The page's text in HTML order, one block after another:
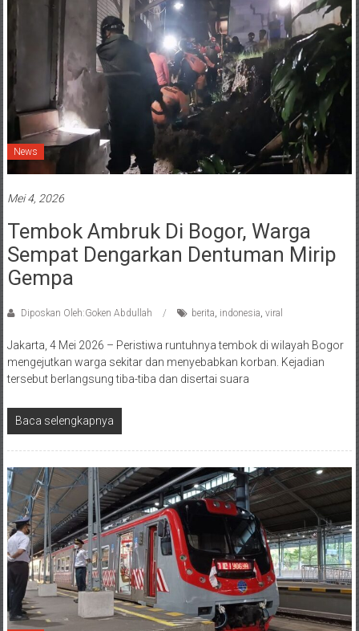
News
Mei 4, 2026
Tembok Ambruk Di Bogor, Warga
Sempat Dengarkan Dentuman Mirip
Gempa
Diposkan Oleh:Goken Abdullah berita indonesia viral
Jakarta, 4 Mei 2026 – Peristiwa runtuhnya tembok di wilayah Bogor
mengejutkan warga sekitar dan menyebabkan korban. Kejadian
tersebut berlangsung tiba-tiba dan disertai suara
Baca selengkapnya